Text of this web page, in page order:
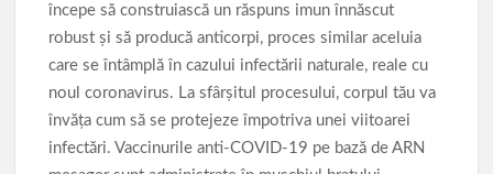
începe să construiască un răspuns imun înnăscut
robust și să producă anticorpi, proces similar aceluia
care se întâmplă în cazului infectării naturale, reale cu
noul coronavirus. La sfârșitul procesului, corpul tău va
învăța cum să se protejeze împotriva unei viitoarei
infectări. Vaccinurile anti-COVID-19 pe bază de ARN